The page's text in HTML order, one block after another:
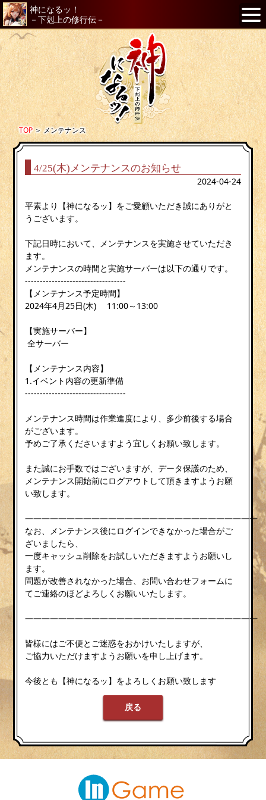
神になるッ！
－下剋上の修行伝－
TOP＞メンテナンス
4/25(木)メンテナンスのお知らせ
2024-04-24
平素より【神になるッ】をご愛顧いただき誠にありがと
うございます。
下記日時において、メンテナンスを実施させていただき
ます。
メンテナンスの時間と実施サーバーは以下の通りです。
----------------------------------
【メンテナンス予定時間】
2024年4月25日(木) 11:00～13:00
【実施サーバー】
全サーバー
【メンテナンス内容】
1.イベント内容の更新準備
----------------------------------
メンテナンス時間は作業進度により、多少前後する場合
がございます。
予めご了承くださいますよう宜しくお願い致します。
また誠にお手数ではございますが、データ保護のため、
メンテナンス開始前にログアウトして頂きますようお願
い致します。
————————————————————————————
なお、メンテナンス後にログインできなかった場合がご
ざいましたら、
一度キャッシュ削除をお試しいただきますようお願いし
ます。
問題が改善されなかった場合、お問い合わせフォームに
てご連絡のほどよろしくお願いいたします。
————————————————————————————
皆様にはご不便とご迷惑をおかけいたしますが、
ご協力いただけますようお願いを申し上げます。
今後とも【神になるッ】をよろしくお願い致します
戻る